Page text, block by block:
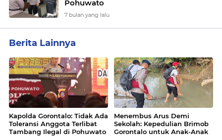
Pohuwato
7 bulan yang lalu
Berita Lainnya
Kapolda Gorontalo: Tidak Ada
Toleransi Anggota Terlibat
Tambang Ilegal di Pohuwato
Menembus Arus Demi
Sekolah: Kepedulian Brimob
Gorontalo untuk Anak-Anak